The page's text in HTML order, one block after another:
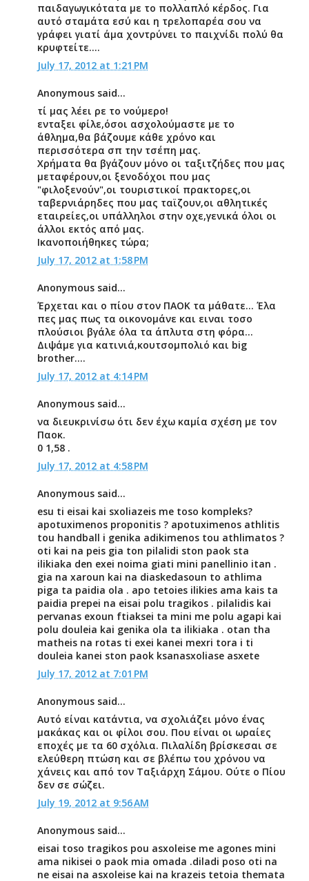
παιδαγωγικότατα με το πολλαπλό κέρδος. Για
αυτό σταμάτα εσύ και η τρελοπαρέα σου να
γράφει γιατί άμα χοντρύνει το παιχνίδι πολύ θα
κρυφτείτε….
July 17, 2012 at 1:21 PM
Anonymous said...
τί μας λέει ρε το νούμερο!
ενταξει φίλε,όσοι ασχολούμαστε με το
άθλημα,θα βάζουμε κάθε χρόνο και
περισσότερα σπ την τσέπη μας.
Χρήματα θα βγάζουν μόνο οι ταξιτζήδες που μας
μεταφέρουν,οι ξενοδόχοι που μας
"φιλοξενούν",οι τουριστικοί πρακτορες,οι
ταβερνιάρηδες που μας ταϊζουν,οι αθλητικές
εταιρείες,οι υπάλληλοι στην οχε,γενικά όλοι οι
άλλοι εκτός από μας.
Ικανοποιήθηκες τώρα;
July 17, 2012 at 1:58 PM
Anonymous said...
Έρχεται και ο πίου στον ΠΑΟΚ τα μάθατε... Έλα
πες μας πως τα οικονομάνε και ειναι τοσο
πλούσιοι βγάλε όλα τα άπλυτα στη φόρα...
Διψάμε για κατινιά,κουτσομπολιό και big
brother....
July 17, 2012 at 4:14 PM
Anonymous said...
να διευκρινίσω ότι δεν έχω καμία σχέση με τον
Παοκ.
0 1,58 .
July 17, 2012 at 4:58 PM
Anonymous said...
esu ti eisai kai sxoliazeis me toso kompleks?
apotuximenos proponitis ? apotuximenos athlitis
tou handball i genika adikimenos tou athlimatos ?
oti kai na peis gia ton pilalidi ston paok sta
ilikiaka den exei noima giati mini panellinio itan .
gia na xaroun kai na diaskedasoun to athlima
piga ta paidia ola . apo tetoies ilikies ama kais ta
paidia prepei na eisai polu tragikos . pilalidis kai
pervanas exoun ftiaksei ta mini me polu agapi kai
polu douleia kai genika ola ta ilikiaka . otan tha
matheis na rotas ti exei kanei mexri tora i ti
douleia kanei ston paok ksanasxoliase asxete
July 17, 2012 at 7:01 PM
Anonymous said...
Αυτό είναι κατάντια, να σχολιάζει μόνο ένας
μακάκας και οι φίλοι σου. Που είναι οι ωραίες
εποχές με τα 60 σχόλια. Πιλαλίδη βρίσκεσαι σε
ελεύθερη πτώση και σε βλέπω του χρόνου να
χάνεις και από τον Ταξιάρχη Σάμου. Ούτε ο Πίου
δεν σε σώζει.
July 19, 2012 at 9:56 AM
Anonymous said...
eisai toso tragikos pou asxoleise me agones mini
ama nikisei o paok mia omada .diladi poso oti na
ne eisai na asxoleise kai na krazeis tetoia themata